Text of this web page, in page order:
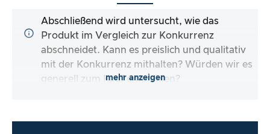
Abschließend wird untersucht, wie das
Produkt im Vergleich zur Konkurrenz
abschneidet. Kann es preislich und qualitativ
mit der Konkurrenz mithalten? Würden wir es
generell zum Kauf empfehlen?
mehr anzeigen